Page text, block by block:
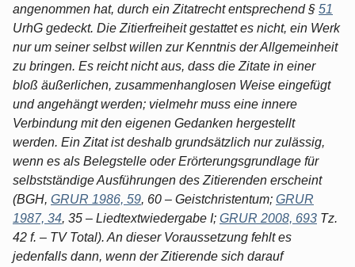
angenommen hat, durch ein Zitatrecht entsprechend § 51
UrhG gedeckt. Die Zitierfreiheit gestattet es nicht, ein Werk
nur um seiner selbst willen zur Kenntnis der Allgemeinheit
zu bringen. Es reicht nicht aus, dass die Zitate in einer
bloß äußerlichen, zusammenhanglosen Weise eingefügt
und angehängt werden; vielmehr muss eine innere
Verbindung mit den eigenen Gedanken hergestellt
werden. Ein Zitat ist deshalb grundsätzlich nur zulässig,
wenn es als Belegstelle oder Erörterungsgrundlage für
selbstständige Ausführungen des Zitierenden erscheint
(BGH, GRUR 1986, 59, 60 – Geistchristentum; GRUR
1987, 34, 35 – Liedtextwiedergabe I; GRUR 2008, 693 Tz.
42 f. – TV Total). An dieser Voraussetzung fehlt es
jedenfalls dann, wenn der Zitierende sich darauf